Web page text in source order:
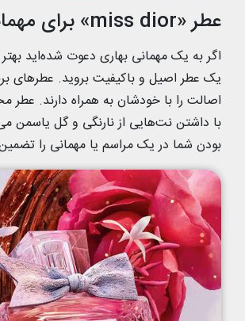
عطر «miss dior» برای مهمانی
اگر به یک مهمانی بهاری دعوت شده‌اید
یک عطر اصیل و باکیفیت بروید. عطرهای
اصالت را با خودشان به همراه دارند.
با داشتن نت‌هایی از نارنگی و گل یاسمن
بودن شما در یک مراسم یا مهمانی را